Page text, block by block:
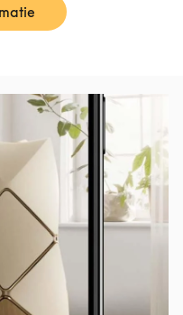
Opens in New Tab